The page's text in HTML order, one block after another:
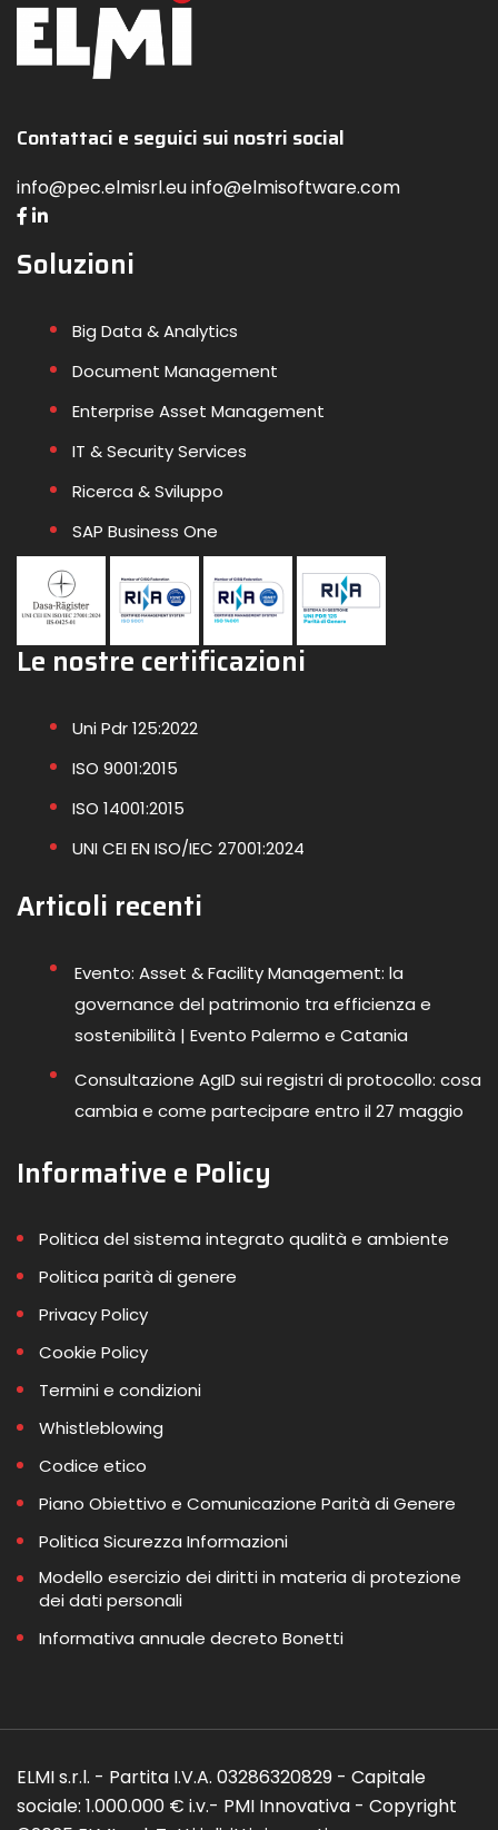
Contattaci e seguici sui nostri social
info@pec.elmisrl.eu info@elmisoftware.com
Soluzioni
Big Data & Analytics
Document Management
Enterprise Asset Management
IT & Security Services
Ricerca & Sviluppo
SAP Business One
Le nostre certificazioni
Uni Pdr 125:2022
ISO 9001:2015
ISO 14001:2015
UNI CEI EN ISO/IEC 27001:2024
Articoli recenti
Evento: Asset & Facility Management: la
governance del patrimonio tra efficienza e
sostenibilità | Evento Palermo e Catania
Consultazione AgID sui registri di protocollo: cosa
cambia e come partecipare entro il 27 maggio
Informative e Policy
Politica del sistema integrato qualità e ambiente
Politica parità di genere
Privacy Policy
Cookie Policy
Termini e condizioni
Whistleblowing
Codice etico
Piano Obiettivo e Comunicazione Parità di Genere
Politica Sicurezza Informazioni
Modello esercizio dei diritti in materia di protezione
dei dati personali
Informativa annuale decreto Bonetti
ELMI s.r.l. - Partita I.V.A. 03286320829 - Capitale
sociale: 1.000.000 € i.v.- PMI Innovativa - Copyright